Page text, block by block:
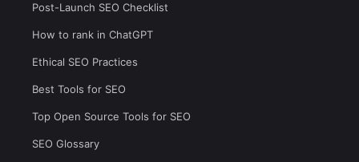
Post-Launch SEO Checklist
How to rank in ChatGPT
Ethical SEO Practices
Best Tools for SEO
Top Open Source Tools for SEO
SEO Glossary